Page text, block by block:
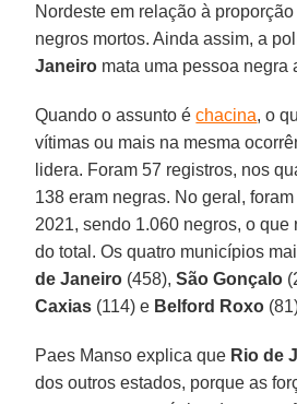
Nordeste em relação à
negros mortos. Ainda assim, a
Janeiro mata uma pessoa negra
Quando o assunto échacina, o
vítimas ou mais na mesma
lidera. Foram 57 registros, nos
138 eram negras. No geral,
2021, sendo 1.060 negros, o que
do total. Os quatro municípios
de Janeiro (458),São Gonçalo
Caxias (114) e Belford Roxo
Paes Manso explica que Rio de
dos outros estados, porque as